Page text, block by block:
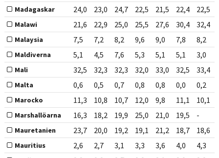
Madagaskar 24,0 23,0 24,7 22,5 21,5 22,4 22,5
Malawi 21,6 22,9 25,0 25,5 27,6 30,4 32,4
Malaysia 7,5 7,2 8,2 9,6 9,0 7,8 8,2
Maldiverna 5,1 4,5 7,6 5,3 5,1 5,1 3,0
Mali 32,5 32,3 32,3 32,0 33,0 32,5 33,4
Malta 0,6 0,5 0,7 0,8 0,8 0,0 0,2
Marocko 11,3 10,8 10,7 12,0 9,8 11,1 10,1
Marshallöarna 16,3 18,2 19,9 25,0 21,0 19,5 -
Mauretanien 23,7 20,0 19,2 19,1 21,2 18,7 18,6
Mauritius 2,6 2,7 3,1 3,3 3,6 4,0 4,3